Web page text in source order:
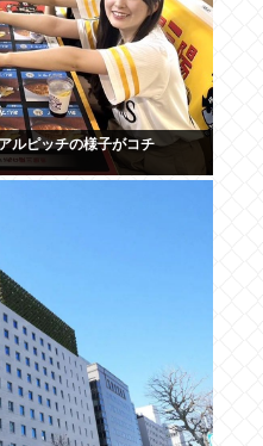
ルピッチの様子がコチ